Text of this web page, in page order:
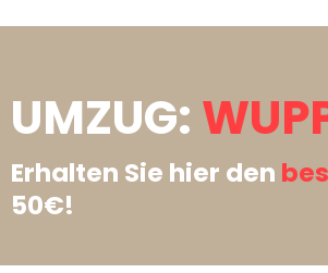
UMZUG:
Erhalten Sie hier den
50€!